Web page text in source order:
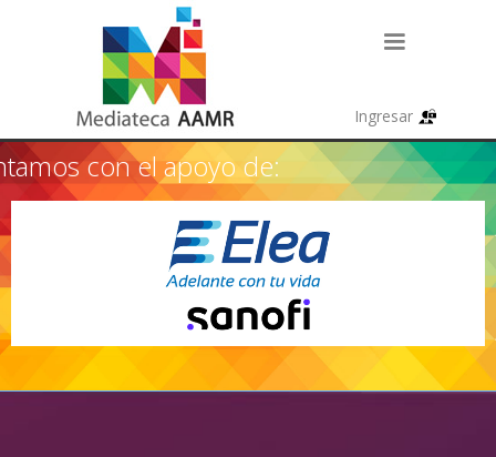
con el apoyo de: